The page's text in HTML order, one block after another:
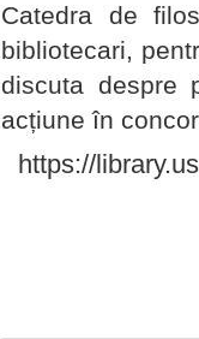
Catedra de
bibliotecari,
discuta despre
acțiune în
https://